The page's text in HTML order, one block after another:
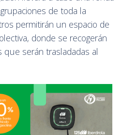
de toda la
permitirán un espacio de
donde se recogerán
serán trasladadas al